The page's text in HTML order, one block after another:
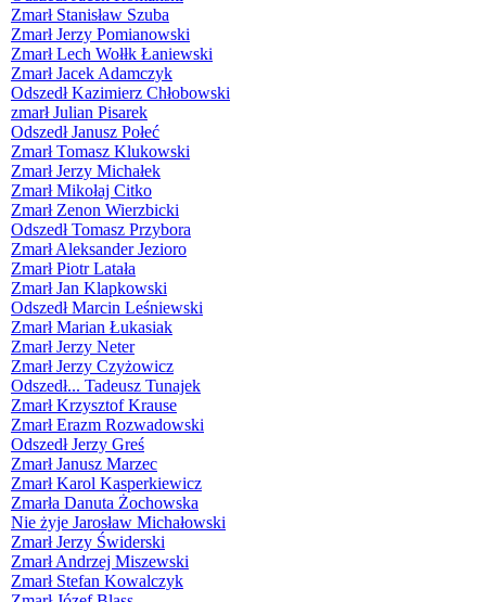
Zmarł Stanisław Szuba
Zmarł Jerzy Pomianowski
Zmarł Lech Wołłk Łaniewski
Zmarł Jacek Adamczyk
Odszedł Kazimierz Chłobowski
zmarł Julian Pisarek
Odszedł Janusz Połeć
Zmarł Tomasz Klukowski
Zmarł Jerzy Michałek
Zmarł Mikołaj Citko
Zmarł Zenon Wierzbicki
Odszedł Tomasz Przybora
Zmarł Aleksander Jezioro
Zmarł Piotr Latała
Zmarł Jan Klapkowski
Odszedł Marcin Leśniewski
Zmarł Marian Łukasiak
Zmarł Jerzy Neter
Zmarł Jerzy Czyżowicz
Odszedł... Tadeusz Tunajek
Zmarł Krzysztof Krause
Zmarł Erazm Rozwadowski
Odszedł Jerzy Greś
Zmarł Janusz Marzec
Zmarł Karol Kasperkiewicz
Zmarła Danuta Żochowska
Nie żyje Jarosław Michałowski
Zmarł Jerzy Świderski
Zmarł Andrzej Miszewski
Zmarł Stefan Kowalczyk